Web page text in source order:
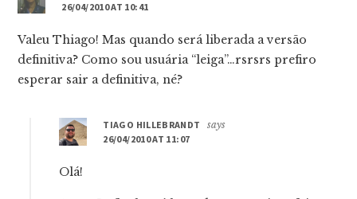
26/04/2010 AT 10:41
Valeu Thiago! Mas quando será liberada a versão
definitiva? Como sou usuária “leiga”…rsrsrs prefiro
esperar sair a definitiva, né?
TIAGO HILLEBRANDT
says
26/04/2010 AT 11:07
Olá!